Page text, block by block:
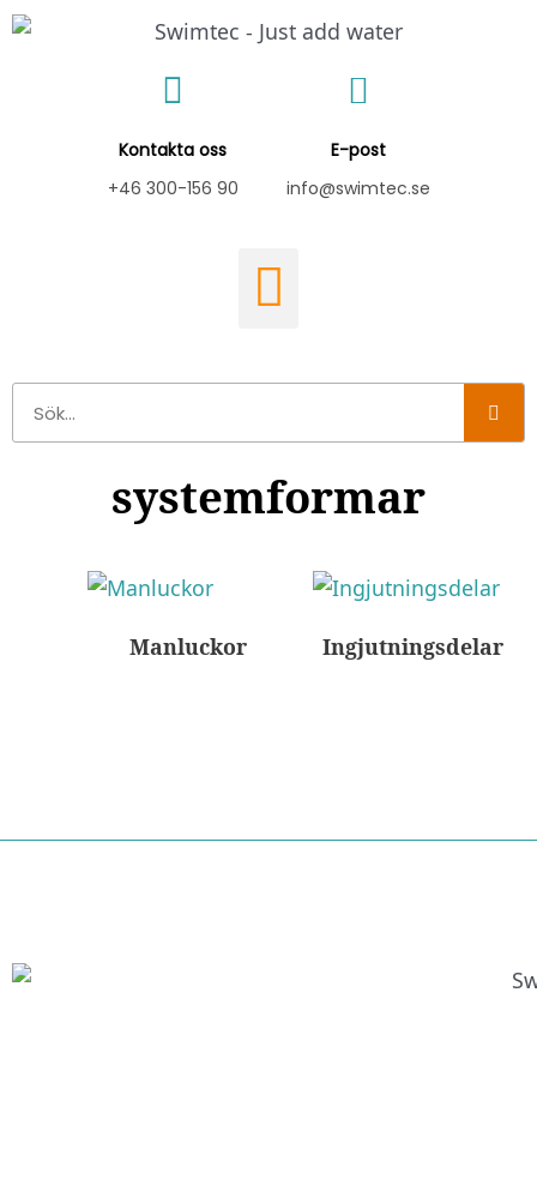
Hoppa
Kontakta oss
+46 300-156 90
E-post
info@swimtec.se
systemformar
Manluckor Ingjutningsdelar